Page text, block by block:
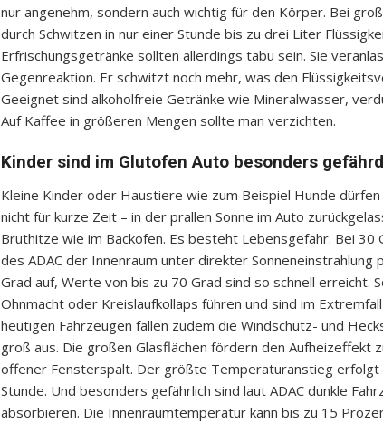
nur angenehm, sondern auch wichtig für den Körper. Bei
durch Schwitzen in nur einer Stunde bis zu drei Liter
Erfrischungsgetränke sollten allerdings tabu sein. Sie
Gegenreaktion. Er schwitzt noch mehr, was den
Geeignet sind alkoholfreie Getränke wie Mineralwasser,
Auf Kaffee in größeren Mengen sollte man verzichten.
Kinder sind im Glutofen Auto besonders
Kleine Kinder oder Haustiere wie zum Beispiel Hunde
nicht für kurze Zeit – in der prallen Sonne im Auto
Bruthitze wie im Backofen. Es besteht Lebensgefahr. Bei 30
des ADAC der Innenraum unter direkter Sonneneinstrahlung
Grad auf, Werte von bis zu 70 Grad sind so schnell erreicht.
Ohnmacht oder Kreislaufkollaps führen und sind im
heutigen Fahrzeugen fallen zudem die Windschutz- und
groß aus. Die großen Glasflächen fördern den Aufheizeffekt
offener Fensterspalt. Der größte Temperaturanstieg erfolgt
Stunde. Und besonders gefährlich sind laut ADAC dunkle
absorbieren. Die Innenraumtemperatur kann bis zu 15